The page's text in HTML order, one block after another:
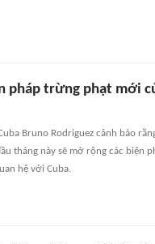
pháp trừng phạt mới
Bruno Rodriguez cảnh báo
tháng này sẽ mở rộng các biện
hệ với Cuba.